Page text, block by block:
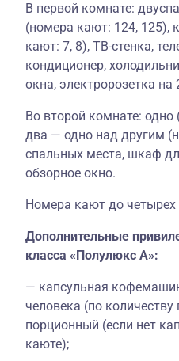
В первой комнате:
(номера кают: 124, 125),
кают: 7, 8), ТВ-стенка,
кондиционер,
окна, электророзетка на
Во второй комнате:
два — одно над другим
спальных места, шкаф
обзорное окно.
Номера кают до четырех
Дополнительные
класса «Полулюкс А»:
— капсульная
человека (по
порционный (если нет
каюте);